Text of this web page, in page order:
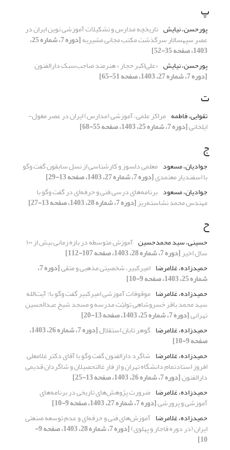
پ
پورحسن، نیایش تاریخچه مدارس و تشکیلات آموزشی نوین ایران در
عصر سپهسالار سرگذشت مکتب مجانی مشیریه [دوره 7، شماره 25،
1403، صفحه 35-52]
پورحسن، نیایش «علی‌اکبر حجار » هنرمند صاحب‌سبک دارالفنون
[دوره 7، شماره 27، 1403، صفحه 51-65]
ت
تقوایی، فاطمه مراکز علمی، آموزشی (مدارس) ایران در عصر مغول-
ایلخانی[دوره 7، شماره 25، 1403، صفحه 55-68]
ج
جوادیان، مسعود معلمی دلسوز و کارشناسی از نسل سابقون گفت وگو
با اسفندیار معتمدی[دوره 7، شماره 27، 1403، صفحه 13-29]
جوادیان، مسعود برنامه‌های درسی فنی و حرفه‌ای در گفت وگو با
مهندس محمد نشاسته‌ریز[دوره 7، شماره 28، 1403، صفحه 13-27]
ح
حسینی، سید محمدحسین آموزش متوسطه در بازه زمانی بیش از ۱٠٠
سال اخیر[دوره 7، شماره 28، 1403، صفحه 107-112]
حمیدزاده، غلامرضا امیرکبیر، شخصیتی مذهبی و متقی [دوره 7،
شماره 25، 1403، صفحه 9-10]
حمیدزاده، غلامرضا موقوفات آموزشی امیرکبیر گفت وگو با: آیت‌الله
سید محمد باقر خسروشاهی تولیّت مدرسه و مسجد شیخ عبدالحسین
تهرانی[دوره 7، شماره 25، 1403، صفحه 13-20]
حمیدزاده، غلامرضا گوهر تابان استقلال [دوره 7، شماره 26، 1403،
صفحه 9-10]
حمیدزاده، غلامرضا شاگرد دارالفنون گفت وگو با آقای دکتر غلامعلی
افروز استادتمام دانشگاه تهران و از فار غالتحصیلان و شاگردان قدیمی
دارالفنون[دوره 7، شماره 26، 1403، صفحه 13-25]
حمیدزاده، غلامرضا ضرورت پژوهش‌های تاریخی در برنامه‌های
آموزشی و پرورشی[دوره 7، شماره 27، 1403، صفحه 9-10]
حمیدزاده، غلامرضا آموزش‌های فنی و حرفه‌ای و عدم توسعه صنعتی
ایران (در دوره قاجار و پهلوی) [دوره 7، شماره 28، 1403، صفحه 9-
10]